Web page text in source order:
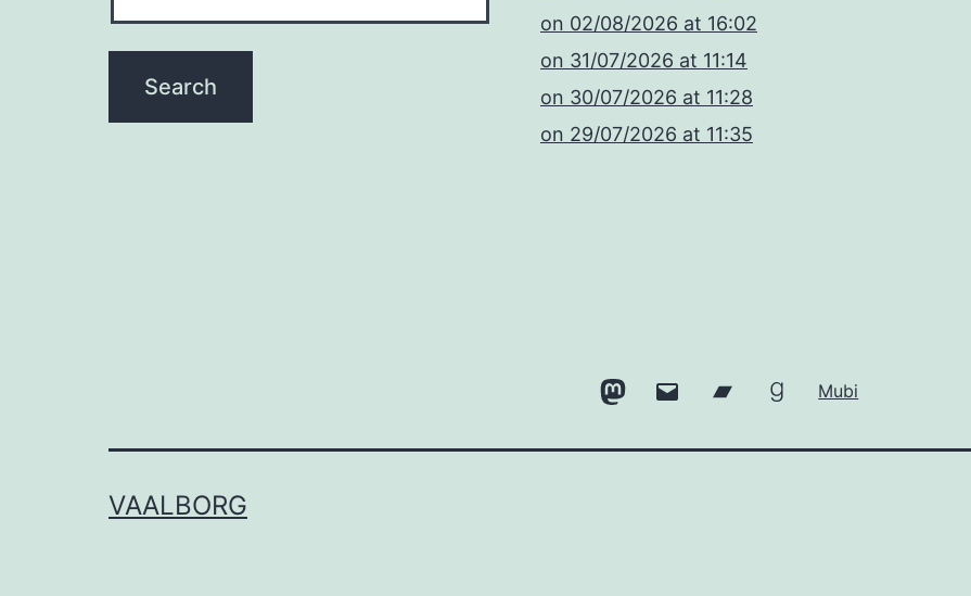
​on 02/08/2026 at 16:02
​on 31/07/2026 at 11:14
​on 30/07/2026 at 11:28
​on 29/07/2026 at 11:35
MastodonEmail BandcampGoodreads
Mubi
VAALBORG